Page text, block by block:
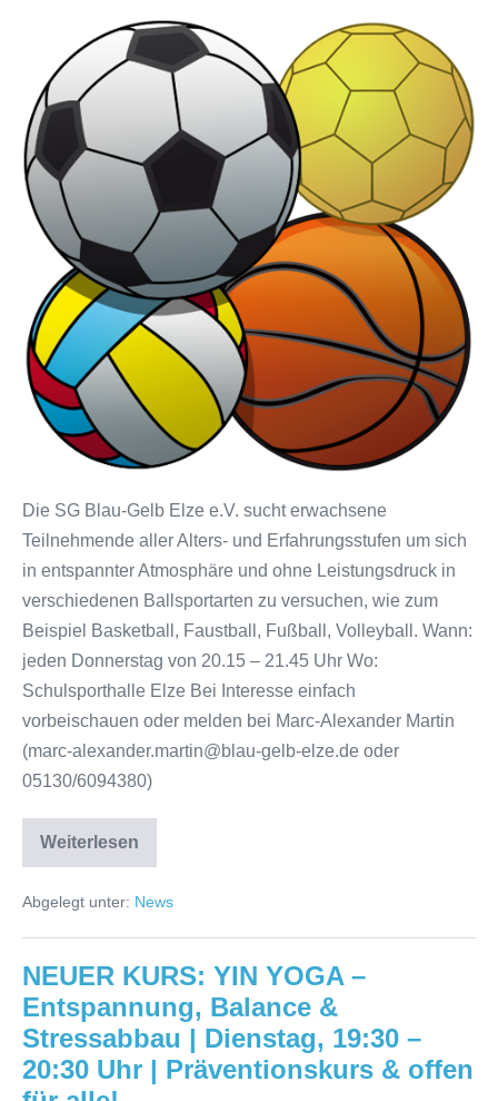
Ballspiele
Erwachsene
Die SG Blau-Gelb Elze e.V. sucht erwachsene
Teilnehmende aller Alters- und Erfahrungsstufen um sich
in entspannter Atmosphäre und ohne Leistungsdruck in
verschiedenen Ballsportarten zu versuchen, wie zum
Beispiel Basketball, Faustball, Fußball, Volleyball. Wann:
jeden Donnerstag von 20.15 – 21.45 Uhr Wo:
Schulsporthalle Elze Bei Interesse einfach
vorbeischauen oder melden bei Marc-Alexander Martin
(marc-alexander.martin@blau-gelb-elze.de oder
05130/6094380)
Weiterlesen
Ballspiele
für
Abgelegt unter: News
NEUER KURS: YIN YOGA –
Entspannung, Balance &
Stressabbau | Dienstag, 19:30 –
20:30 Uhr | Präventionskurs & offen